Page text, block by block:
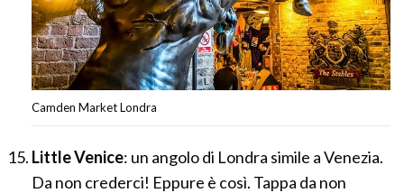
Camden Market Londra
Little Venice: un angolo di Londra simile a Venezia.
Da non crederci! Eppure è così. Tappa da non